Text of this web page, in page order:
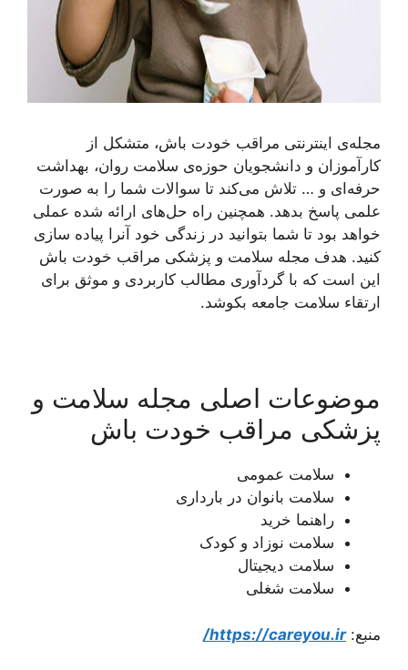
مجله‌ی اینترنتی مراقب خودت باش، متشکل از
کارآموزان و دانشجویان حوزه‌ی سلامت روان، بهداشت
حرفه‌ای و … تلاش می‌کند تا سوالات شما را به صورت
علمی پاسخ بدهد. همچنین راه حل‌های ارائه شده عملی
خواهد بود تا شما بتوانید در زندگی خود آنرا پیاده سازی
کنید. هدف مجله سلامت و پزشکی مراقب خودت باش
این است که با گردآوری مطالب کاربردی و موثق برای
ارتقاء سلامت جامعه بکوشد.
موضوعات اصلی مجله سلامت و
پزشکی مراقب خودت باش
سلامت عمومی
سلامت بانوان در بارداری
راهنما خرید
سلامت نوزاد و کودک
سلامت دیجیتال
سلامت شغلی
منبع:https://careyou.ir/